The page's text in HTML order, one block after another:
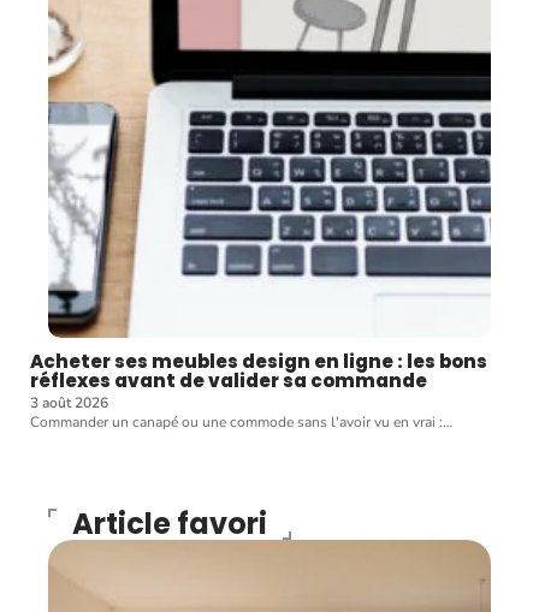
Acheter ses meubles design en ligne : les bons
réflexes avant de valider sa commande
3 août 2026
Commander un canapé ou une commode sans l'avoir vu en vrai :…
Article favori